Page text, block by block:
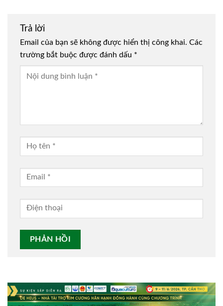
Trả lời
Email của bạn sẽ không được hiển thị công khai. Các
trường bắt buộc được đánh dấu *